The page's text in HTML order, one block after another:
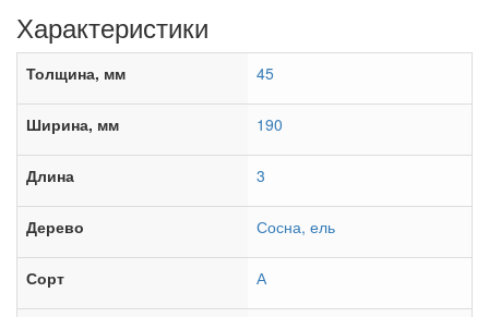
Характеристики
Толщина, мм 45
Ширина, мм 190
Длина 3
Дерево Сосна, ель
Сорт А